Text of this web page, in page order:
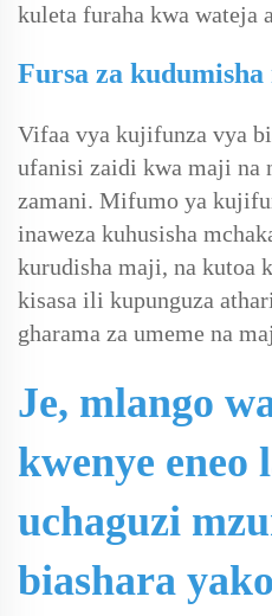
kuleta furaha kwa wateja
Fursa za
Vifaa vya kujifunza vya
ufanisi zaidi kwa maji na
zamani. Mifumo ya
inaweza kuhusisha
kurudisha maji, na kutoa
kisasa ili kupunguza
gharama za umeme na
Je, mlango
kwenye eneo
uchaguzi
biashara